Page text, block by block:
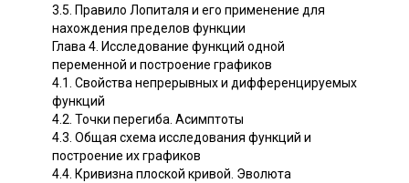
3.5. Правило Лопиталя и его применение для
нахождения пределов функции
Глава 4. Исследование функций одной
переменной и построение графиков
4.1. Свойства непрерывных и дифференцируемых
функций
4.2. Точки перегиба. Асимптоты
4.3. Общая схема исследования функций и
построение их графиков
4.4. Кривизна плоской кривой. Эволюта